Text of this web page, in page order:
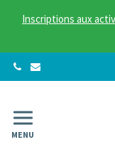
Inscriptions aux
MENU